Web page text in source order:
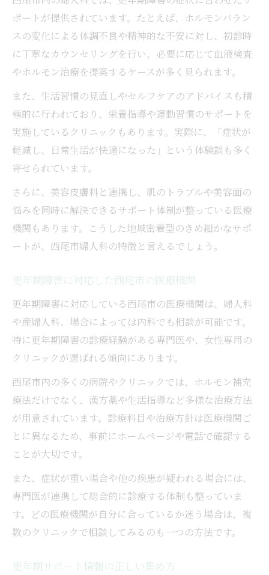
ポートが提供されています。たとえば、ホルモンバラン
スの変化による体調不良や精神的な不安に対し、初診時
に丁寧なカウンセリングを行い、必要に応じて血液検査
やホルモン治療を提案するケースが多く見られます。
また、生活習慣の見直しやセルフケアのアドバイスも積
極的に行われており、栄養指導や運動習慣のサポートを
実施しているクリニックもあります。実際に、「症状が
軽減し、日常生活が快適になった」という体験談も多く
寄せられています。
さらに、美容皮膚科と連携し、肌のトラブルや美容面の
悩みを同時に解決できるサポート体制が整っている医療
機関もあります。こうした地域密着型のきめ細かなサポ
ートが、西尾市婦人科の特徴と言えるでしょう。
更年期障害に対応した西尾市の医療機関
更年期障害に対応している西尾市の医療機関は、婦人科
や産婦人科、場合によっては内科でも相談が可能です。
特に更年期障害の診療経験がある専門医や、女性専用の
クリニックが選ばれる傾向にあります。
西尾市内の多くの病院やクリニックでは、ホルモン補充
療法だけでなく、漢方薬や生活指導など多様な治療方法
が用意されています。診療科目や治療方針は医療機関ご
とに異なるため、事前にホームページや電話で確認する
ことが大切です。
また、症状が重い場合や他の疾患が疑われる場合には、
専門医が連携して総合的に診療する体制も整っていま
す。どの医療機関が自分に合っているか迷う場合は、複
数のクリニックで相談してみるのも一つの方法です。
更年期サポート情報の正しい集め方